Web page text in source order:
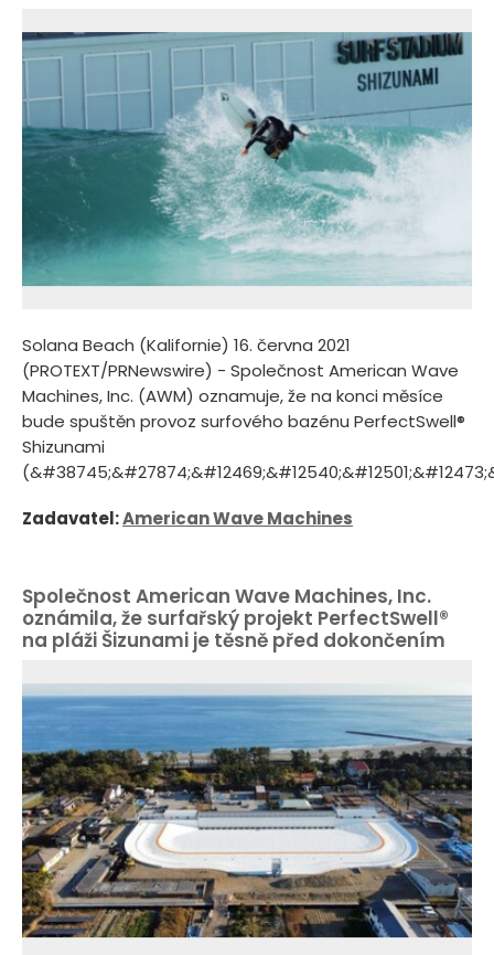
Solana Beach (Kalifornie) 16. června 2021
(PROTEXT/PRNewswire) - Společnost American Wave
Machines, Inc. (AWM) oznamuje, že na konci měsíce
bude spuštěn provoz surfového bazénu PerfectSwell®
Shizunami
Zadavatel:American Wave Machines
Společnost American Wave Machines, Inc.
oznámila, že surfařský projekt PerfectSwell®
na pláži Šizunami je těsně před dokončením